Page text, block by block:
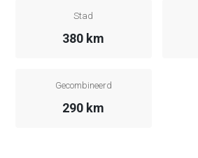
Stad
380 km
Gecombineerd
290 km